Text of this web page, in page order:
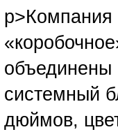
p>Компания
системный
дюймов,